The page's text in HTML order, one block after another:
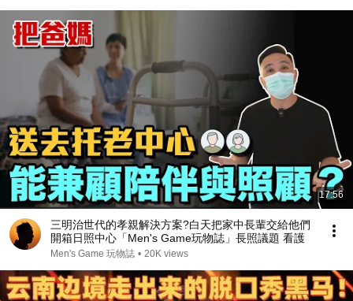
17:56
三明治世代的孝親解決方案?白天把家中長輩交給他們
開箱日照中心「Men's Game玩物誌」長照議題 看護
Men's Game 玩物誌 • 20K views